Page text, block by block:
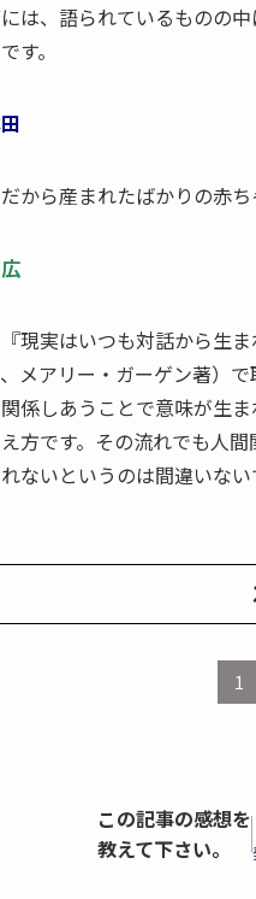
は、語られているものの
す。
だから産まれたばかりの赤
『現実はいつも対話から生
メアリー・ガーゲン著）
係しあうことで意味が生
方です。その流れでも人
ないというのは間違いない
1
この記事の感想を
教えて下さい。